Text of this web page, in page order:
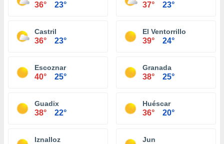
36° 23° 37° 23°
Castril
36° 23°
El Ventorrillo
39° 24°
Escoznar
40° 25°
Granada
38° 25°
Guadix
38° 22°
Huéscar
36° 20°
Iznalloz Jun